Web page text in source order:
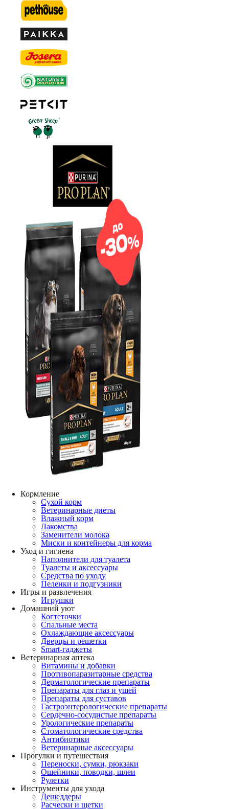
Кормление
Сухой корм
Ветеринарные диеты
Влажный корм
Лакомства
Заменители молока
Миски и контейнеры для корма
Уход и гигиена
Наполнители для туалета
Туалеты и аксессуары
Средства по уходу
Пеленки и подгузники
Игры и развлечения
Игрушки
Домашний уют
Когтеточки
Спальные места
Охлаждающие аксессуары
Дверцы и решетки
Smart-гаджеты
Ветеринарная аптека
Витамины и добавки
Противопаразитарные средства
Дерматологические препараты
Препараты для глаз и ушей
Препараты для суставов
Гастроэнтерологические препараты
Сердечно-сосудистые препараты
Урологические препараты
Стоматологические средства
Антибиотики
Ветеринарные аксессуары
Прогулки и путешествия
Переноски, сумки, рюкзаки
Ошейники, поводки, шлеи
Рулетки
Инструменты для ухода
Дешеддеры
Расчески и щетки